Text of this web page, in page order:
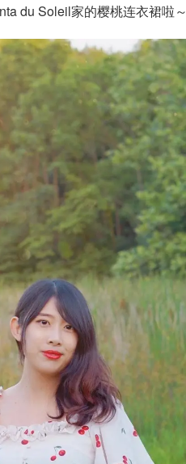
du Soleil家的樱桃连衣裙啦～